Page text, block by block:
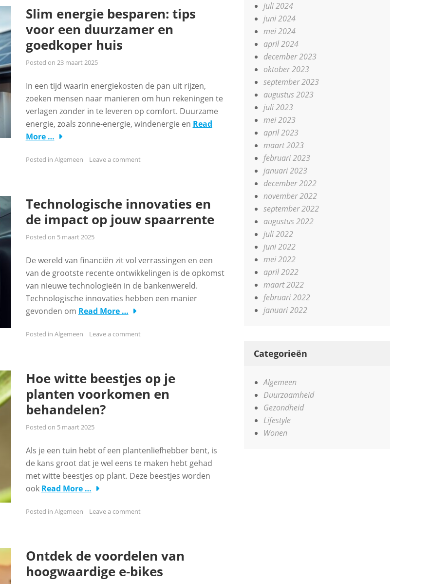
Slim energie besparen: tips
voor een duurzamer en
goedkoper huis
Posted on 23 maart 2025
In een tijd waarin energiekosten de pan uit rijzen,
zoeken mensen naar manieren om hun rekeningen te
verlagen zonder in te leveren op comfort. Duurzame
energie, zoals zonne-energie, windenergie en Read
More …
Posted in Algemeen Leave a comment
Technologische innovaties en
de impact op jouw spaarrente
Posted on 5 maart 2025
De wereld van financiën zit vol verrassingen en een
van de grootste recente ontwikkelingen is de opkomst
van nieuwe technologieën in de bankenwereld.
Technologische innovaties hebben een manier
gevonden om Read More …
Posted in Algemeen Leave a comment
Hoe witte beestjes op je
planten voorkomen en
behandelen?
Posted on 5 maart 2025
Als je een tuin hebt of een plantenliefhebber bent, is
de kans groot dat je wel eens te maken hebt gehad
met witte beestjes op plant. Deze beestjes worden
ook Read More …
Posted in Algemeen Leave a comment
Ontdek de voordelen van
hoogwaardige e-bikes
juli 2024
juni 2024
mei 2024
april 2024
december 2023
oktober 2023
september 2023
augustus 2023
juli 2023
mei 2023
april 2023
maart 2023
februari 2023
januari 2023
december 2022
november 2022
september 2022
augustus 2022
juli 2022
juni 2022
mei 2022
april 2022
maart 2022
februari 2022
januari 2022
Categorieën
Algemeen
Duurzaamheid
Gezondheid
Lifestyle
Wonen